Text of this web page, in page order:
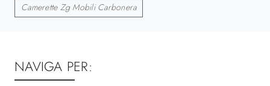
Camerette Zg Mobili Carbonera
NAVIGA PER: